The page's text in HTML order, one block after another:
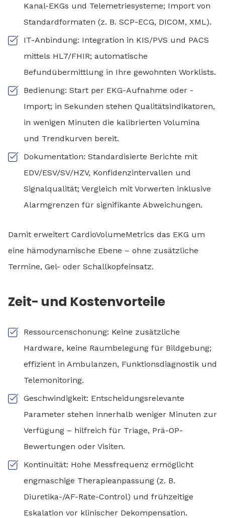
Kanal-EKGs und Telemetriesysteme; Import von
Standardformaten (z. B. SCP-ECG, DICOM, XML).
IT-Anbindung: Integration in KIS/PVS und PACS
mittels HL7/FHIR; automatische
Befundübermittlung in Ihre gewohnten Worklists.
Bedienung: Start per EKG-Aufnahme oder -
Import; in Sekunden stehen Qualitätsindikatoren,
in wenigen Minuten die kalibrierten Volumina
und Trendkurven bereit.
Dokumentation: Standardisierte Berichte mit
EDV/ESV/SV/HZV, Konfidenzintervallen und
Signalqualität; Vergleich mit Vorwerten inklusive
Alarmgrenzen für signifikante Abweichungen.
Damit erweitert CardioVolumeMetrics das EKG um
eine hämodynamische Ebene – ohne zusätzliche
Termine, Gel- oder Schallkopfeinsatz.
Zeit- und Kostenvorteile
Ressourcenschonung: Keine zusätzliche
Hardware, keine Raumbelegung für Bildgebung;
effizient in Ambulanzen, Funktionsdiagnostik und
Telemonitoring.
Geschwindigkeit: Entscheidungsrelevante
Parameter stehen innerhalb weniger Minuten zur
Verfügung – hilfreich für Triage, Prä-OP-
Bewertungen oder Visiten.
Kontinuität: Hohe Messfrequenz ermöglicht
engmaschige Therapieanpassung (z. B.
Diuretika-/AF-Rate-Control) und frühzeitige
Eskalation vor klinischer Dekompensation.